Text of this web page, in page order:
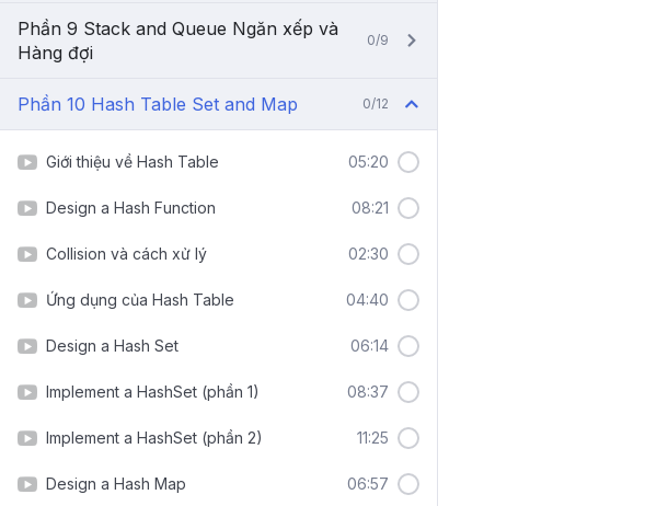
Phần 9 Stack and Queue Ngăn xếp và
Hàng đợi
0/9
Phần 10 Hash Table Set and Map 0/12
Giới thiệu về Hash Table 05:20
Design a Hash Function 08:21
Collision và cách xử lý 02:30
Ứng dụng của Hash Table 04:40
Design a Hash Set 06:14
Implement a HashSet (phần 1) 08:37
Implement a HashSet (phần 2) 11:25
Design a Hash Map 06:57